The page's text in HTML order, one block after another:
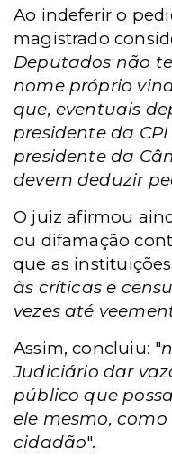
Ao indeferir o
magistrado
Deputados não
nome próprio
que, eventuais
presidente da
presidente da
devem deduzir
O juiz afirmou
ou difamação
que as
às críticas e
vezes até
Assim, concluiu: "
Judiciário dar
público que
ele mesmo,
cidadão".